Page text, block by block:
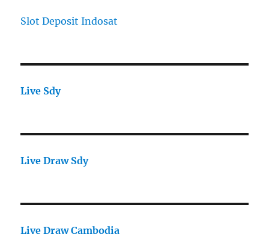
Slot Deposit Indosat
Live Sdy
Live Draw Sdy
Live Draw Cambodia